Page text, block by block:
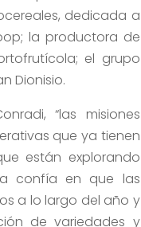
dedicada a
la productora de
el grupo
Dionisio.
“las misiones
que ya tienen
están explorando
confía en que las
a lo largo del año y
de variedades y